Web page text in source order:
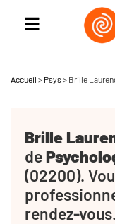
Accueil > Psys > Brille
Brille
de
(02200).
rendez-vous.